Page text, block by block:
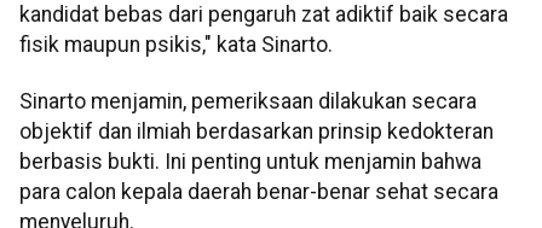
kandidat bebas dari pengaruh zat adiktif baik secara
fisik maupun psikis," kata Sinarto.
Sinarto menjamin, pemeriksaan dilakukan secara
objektif dan ilmiah berdasarkan prinsip kedokteran
berbasis bukti. Ini penting untuk menjamin bahwa
para calon kepala daerah benar-benar sehat secara
menyeluruh.